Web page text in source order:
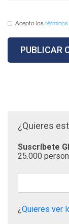
Acepto los términos
¿Quieres
Suscríbete
25.000
¿Quieres ver